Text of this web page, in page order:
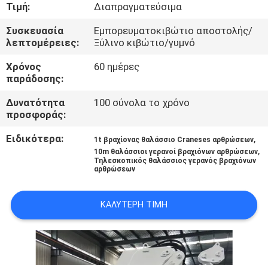
ΕΠΙΣΚΈΨΕΙΣ
ΣΤΟ
ΕΡΓΟΣΤΆΣΙΟ
ΈΛΕΓΧΟΣ
ΠΟΙΌΤΗΤΑΣ
ΥΠΟΘΈΣΕΙΣ
CONTACT
Τιμή:
Διαπραγματεύσιμα
Συσκευασία
λεπτομέρειες:
Εμπορευματοκιβώτιο αποστολής/
Ξύλινο κιβώτιο/γυμνό
Χρόνος
παράδοσης:
60 ημέρες
Δυνατότητα
προσφοράς:
100 σύνολα το χρόνο
Ειδικότερα: 1t βραχίονας θαλάσσιο Craneses αρθρώσεων,
10m θαλάσσιοι γερανοί βραχιόνων αρθρώσεων,
Τηλεσκοπικός θαλάσσιος γερανός βραχιόνων
αρθρώσεων
ΚΑΛΎΤΕΡΗ ΤΙΜΉ